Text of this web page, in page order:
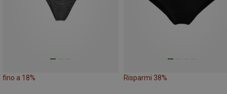
fino a 18% Risparmi 38%